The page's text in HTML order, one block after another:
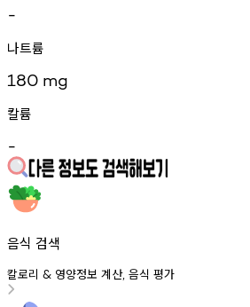
-
나트륨
180 mg
칼륨
-
음식 검색
칼로리 & 영양정보 계산, 음식 평가